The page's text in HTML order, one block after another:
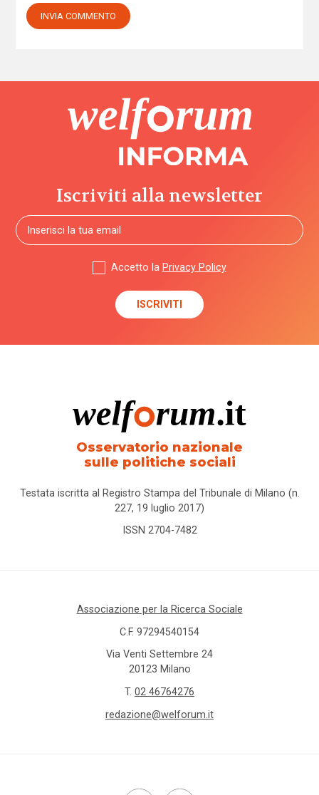
Iscriviti alla newsletter
Accetto la Privacy Policy
Osservatorio nazionale
sulle politiche sociali
Testata iscritta al Registro Stampa del Tribunale di Milano (n.
227, 19 luglio 2017)
ISSN 2704-7482
Associazione per la Ricerca Sociale
C.F. 97294540154
Via Venti Settembre 24
20123 Milano
T. 02 46764276
redazione@welforum.it